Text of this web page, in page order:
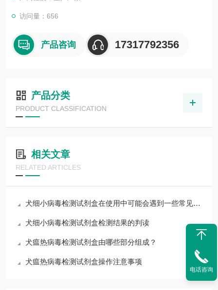
访问量：656
产品咨询 17317792356
产品分类
PRODUCT CLASSIFICATION
相关文章
RELATED ARTICLES
犬细小病毒检测试剂盒在使用中可能会遇到一些常见问题
犬细小病毒检测试剂盒检测结果的判读
犬瘟热病毒检测试剂盒由哪些部分组成？
犬瘟热病毒检测试剂盒操作注意事项
电话咨询